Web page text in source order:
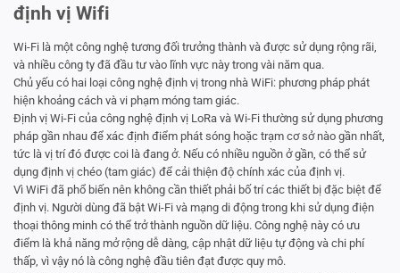
định vị Wifi
Wi-Fi là một công nghệ tương đối trưởng thành và được sử dụng rộng rãi,
và nhiều công ty đã đầu tư vào lĩnh vực này trong vài năm qua.
Chủ yếu có hai loại công nghệ định vị trong nhà WiFi: phương pháp phát
hiện khoảng cách và vi phạm móng tam giác.
Định vị Wi-Fi của công nghệ định vị LoRa và Wi-Fi thường sử dụng phương
pháp gần nhau để xác định điểm phát sóng hoặc trạm cơ sở nào gần nhất,
tức là vị trí đó được coi là đang ở. Nếu có nhiều nguồn ở gần, có thể sử
dụng định vị chéo (tam giác) để cải thiện độ chính xác của định vị.
Vì WiFi đã phổ biến nên không cần thiết phải bố trí các thiết bị đặc biệt để
định vị. Người dùng đã bật Wi-Fi và mạng di động trong khi sử dụng điện
thoại thông minh có thể trở thành nguồn dữ liệu. Công nghệ này có ưu
điểm là khả năng mở rộng dễ dàng, cập nhật dữ liệu tự động và chi phí
thấp, vì vậy nó là công nghệ đầu tiên đạt được quy mô.